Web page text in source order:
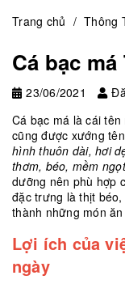
Trang chủ / Thông
Cá bạc
23/06/2021
Cá bạc má là cái
cũng được xướng
hình thuôn dài, hơi
thơm, béo, mềm
dưỡng nên phù hợp
đặc trưng là thịt
thành những món
Lợi ích của
ngày